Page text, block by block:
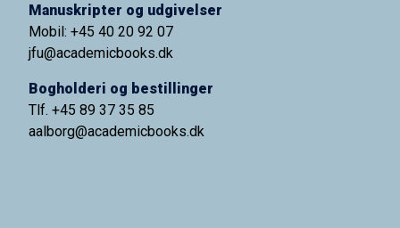
Manuskripter og udgivelser
Mobil: +45 40 20 92 07
jfu@academicbooks.dk
Bogholderi og bestillinger
Tlf. +45 89 37 35 85
aalborg@academicbooks.dk